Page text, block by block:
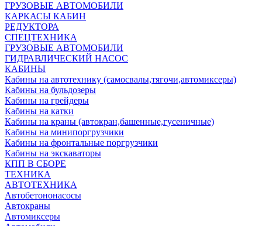
ГРУЗОВЫЕ АВТОМОБИЛИ
КАРКАСЫ КАБИН
РЕДУКТОРА
СПЕЦТЕХНИКА
ГРУЗОВЫЕ АВТОМОБИЛИ
ГИДРАВЛИЧЕСКИЙ НАСОС
КАБИНЫ
Кабины на автотехнику (самосвалы,тягочи,автомиксеры)
Кабины на бульдозеры
Кабины на грейдеры
Кабины на катки
Кабины на краны (автокран,башенные,гусеничные)
Кабины на минипоргрузчики
Кабины на фронтальные поргрузчики
Кабины на экскаваторы
КПП В СБОРЕ
ТЕХНИКА
АВТОТЕХНИКА
Автобетононасосы
Автокраны
Автомиксеры